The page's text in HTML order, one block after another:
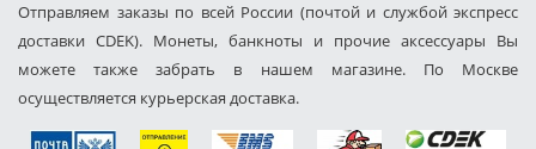
Отправляем заказы по всей России (почтой и службой экспресс
доставки CDEK). Монеты, банкноты и прочие аксессуары Вы
можете также забрать в нашем магазине. По Москве
осуществляется курьерская доставка.